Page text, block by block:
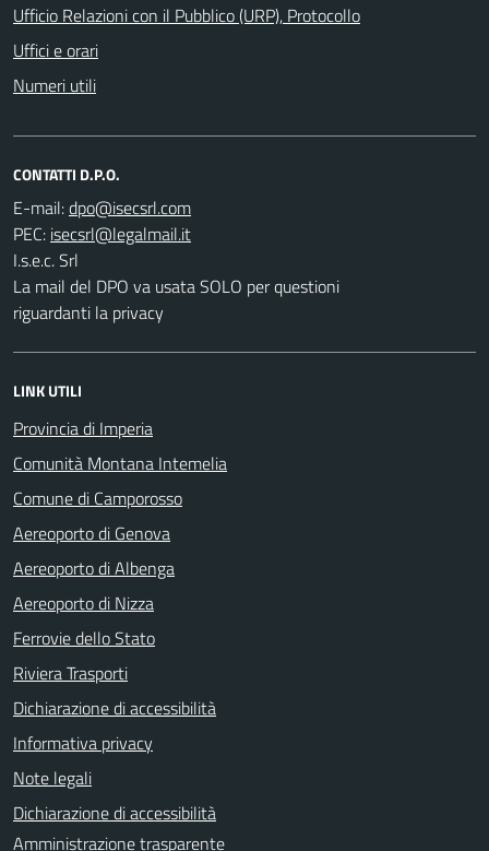
Ufficio Relazioni con il Pubblico (URP), Protocollo
Uffici e orari
Numeri utili
CONTATTI D.P.O.
E-mail:
PEC:
I.s.e.c. Srl
La mail del DPO va usata SOLO per questioni
riguardanti la privacy
LINK UTILI
Provincia di Imperia
Comunità Montana Intemelia
Comune di Camporosso
Aereoporto di Genova
Aereoporto di Albenga
Aereoporto di Nizza
Ferrovie dello Stato
Riviera Trasporti
Dichiarazione di accessibilità
Informativa privacy
Note legali
Dichiarazione di accessibilità
Amministrazione trasparente